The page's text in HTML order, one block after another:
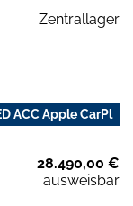
Zentrallager
ACC Apple CarPl
28.490,00 €
ausweisbar